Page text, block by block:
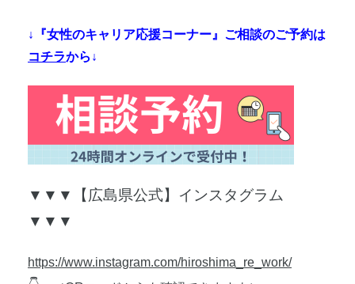
↓『女性のキャリア応援コーナー』ご相談のご予約は
コチラから↓
▼▼▼【広島県公式】インスタグラム
▼▼▼
https://www.instagram.com/hiroshima_re_work/